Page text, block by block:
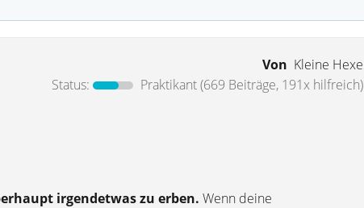
Von Kleine Hexe
Status:
Praktikant(669 Beiträge, 191x hilfreich)
irgendetwas zu erben. Wenn deine